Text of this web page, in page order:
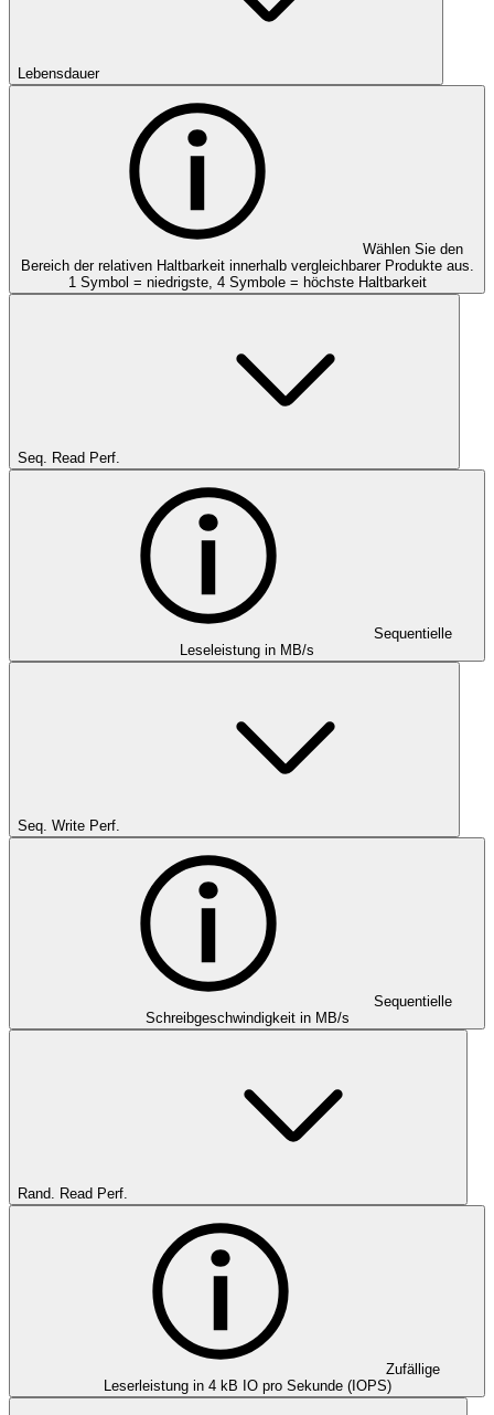
Lebensdauer
Wählen Sie den
Bereich der relativen Haltbarkeit innerhalb vergleichbarer Produkte aus.
1 Symbol = niedrigste, 4 Symbole = höchste Haltbarkeit
Seq. Read Perf.
Sequentielle
Leseleistung in MB/s
Seq. Write Perf.
Sequentielle
Schreibgeschwindigkeit in MB/s
Rand. Read Perf.
Zufällige
Leserleistung in 4 kB IO pro Sekunde (IOPS)